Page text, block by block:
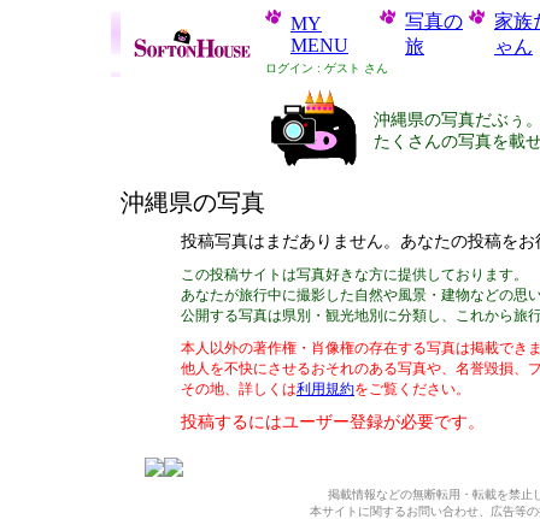
MY
MENU
写真の
旅
家族
ゃん
ログイン : ゲスト さん
沖縄県の写真だぶぅ
たくさんの写真を載
沖縄県の写真
投稿写真はまだありません。あなたの投稿を
この投稿サイトは写真好きな方に提供しております。
あなたが旅行中に撮影した自然や風景・建物などの思
公開する写真は県別・観光地別に分類し、これから旅
本人以外の著作権・肖像権の存在する写真は掲載でき
他人を不快にさせるおそれのある写真や、名誉毀損、
その地、詳しくは利用規約をご覧ください。
投稿するにはユーザー登録が必要です。
掲載情報などの無断転用・転載を禁止
本サイトに関するお問い合わせ、広告等